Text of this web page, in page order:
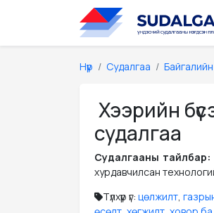
Нүүр Судалгаа
Хээрийн
судалгаа
Судалгааны тайлбар:
хурдавчилсан
Түлхүүр үг: цөлжилт,